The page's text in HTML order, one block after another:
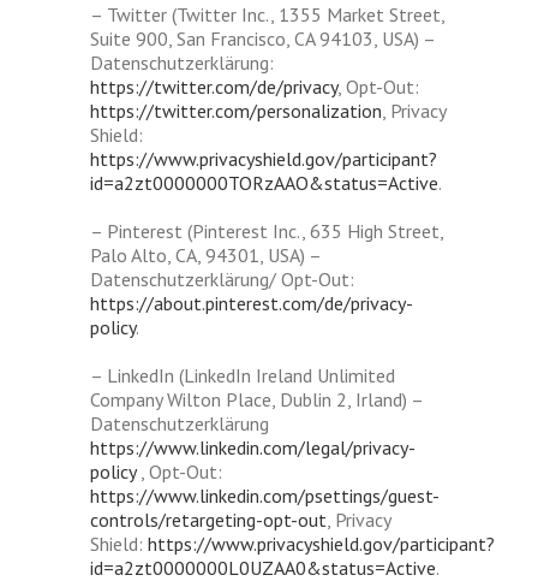
– Twitter (Twitter Inc., 1355 Market Street,
Suite 900, San Francisco, CA 94103, USA) –
Datenschutzerklärung:
https://twitter.com/de/privacy, Opt-Out:
https://twitter.com/personalization , Privacy
Shield:
https://www.privacyshield.gov/participant?
id=a2zt0000000TORzAAO&status=Active.
– Pinterest (Pinterest Inc., 635 High Street,
Palo Alto, CA, 94301, USA) –
Datenschutzerklärung/ Opt-Out:
https://about.pinterest.com/de/privacy-
policy.
– LinkedIn (LinkedIn Ireland Unlimited
Company Wilton Place, Dublin 2, Irland) –
Datenschutzerklärung
https://www.linkedin.com/legal/privacy-
policy, Opt-Out:
https://www.linkedin.com/psettings/guest-
controls/retargeting-opt-out , Privacy
Shield: https://www.privacyshield.gov/participant?
id=a2zt0000000L0UZAA0&status=Active.